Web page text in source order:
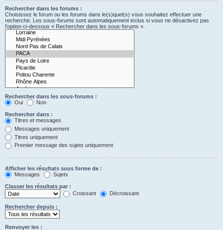
Rechercher dans les forums :
Choisissez le forum ou les forums dans le(s)quel(s) vous souhaitez effectuer une
recherche. Les sous-forums sont automatiquement inclus si vous ne désactivez pas
l’option ci-dessous « Rechercher dans les sous-forums ».
Rechercher dans les sous-forums :
Oui
Non
Rechercher dans :
Titres et messages
Messages uniquement
Titres uniquement
Premier message des sujets uniquement
Afficher les résultats sous forme de :
Messages
Sujets
Classer les résultats par :
Croissant
Décroissant
Rechercher depuis :
Renvoyer les :